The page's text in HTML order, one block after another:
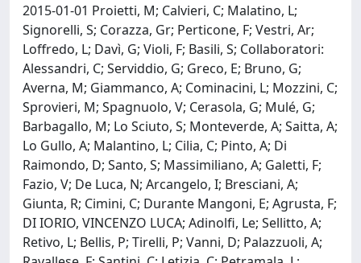
2015-01-01 Proietti, M; Calvieri, C; Malatino, L;
Signorelli, S; Corazza, Gr; Perticone, F; Vestri, Ar;
Loffredo, L; Davì, G; Violi, F; Basili, S; Collaboratori:
Alessandri, C; Serviddio, G; Greco, E; Bruno, G;
Averna, M; Giammanco, A; Cominacini, L; Mozzini, C;
Sprovieri, M; Spagnuolo, V; Cerasola, G; Mulé, G;
Barbagallo, M; Lo Sciuto, S; Monteverde, A; Saitta, A;
Lo Gullo, A; Malantino, L; Cilia, C; Pinto, A; Di
Raimondo, D; Santo, S; Massimiliano, A; Galetti, F;
Fazio, V; De Luca, N; Arcangelo, I; Bresciani, A;
Giunta, R; Cimini, C; Durante Mangoni, E; Agrusta, F;
DI IORIO, VINCENZO LUCA; Adinolfi, Le; Sellitto, A;
Retivo, L; Bellis, P; Tirelli, P; Vanni, D; Palazzuoli, A;